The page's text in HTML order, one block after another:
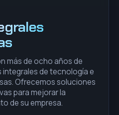
más de ocho años de
de tecnología e
Ofrecemos soluciones
para mejorar la
de su empresa.